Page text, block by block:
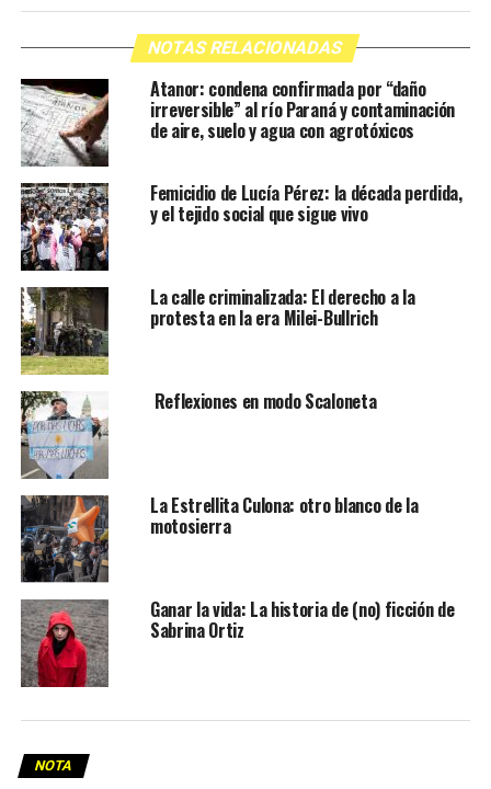
NOTAS RELACIONADAS
Atanor: condena confirmada por “daño
irreversible” al río Paraná y contaminación
de aire, suelo y agua con agrotóxicos
Femicidio de Lucía Pérez: la década perdida,
y el tejido social que sigue vivo
La calle criminalizada: El derecho a la
protesta en la era Milei-Bullrich
Reflexiones en modo Scaloneta
La Estrellita Culona: otro blanco de la
motosierra
Ganar la vida: La historia de (no) ficción de
Sabrina Ortiz
NOTA